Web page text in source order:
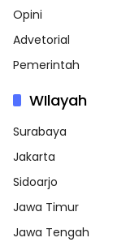
Opini
Advetorial
Pemerintah
WIlayah
Surabaya
Jakarta
Sidoarjo
Jawa Timur
Jawa Tengah